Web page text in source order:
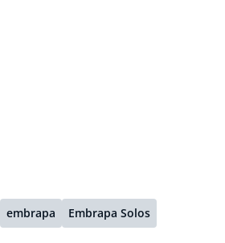
embrapa
Embrapa Solos